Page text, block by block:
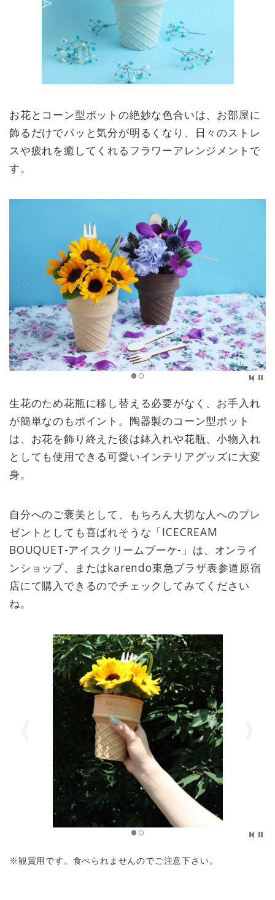
お花とコーン型ポットの絶妙な色合いは、お部屋に
飾るだけでパッと気分が明るくなり、日々のストレ
スや疲れを癒してくれるフラワーアレンジメントで
す。
生花のため花瓶に移し替える必要がなく、お手入れ
が簡単なのもポイント。陶器製のコーン型ポット
は、お花を飾り終えた後は鉢入れや花瓶、小物入れ
としても使用できる可愛いインテリアグッズに大変
身。
自分へのご褒美として、もちろん大切な人へのプレ
ゼントとしても喜ばれそうな「ICECREAM
BOUQUET-アイスクリームブーケ-」は、オンライ
ンショップ、またはkarendo東急プラザ表参道原宿
店にて購入できるのでチェックしてみてください
ね。
※観賞用です。食べられませんのでご注意下さい。